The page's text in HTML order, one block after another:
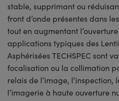
stable, supprimant ou
front d’onde présentes dans
tout en augmentant
applications typiques des
Asphérisées TECHSPEC sont
focalisation ou la collimation
relais de l’image, l’inspection,
l’imagerie à haute ouverture